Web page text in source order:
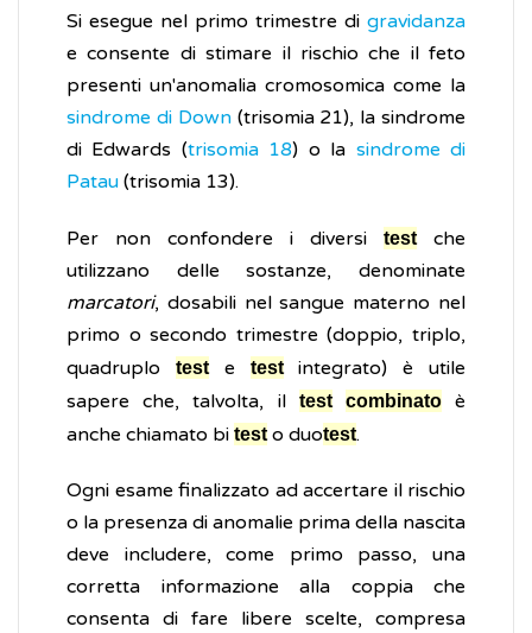
Si esegue nel primo trimestre di gravidanza
e consente di stimare il rischio che il feto
presenti un'anomalia cromosomica come la
sindrome di Down(trisomia 21), la sindrome
di Edwards (trisomia 18) o la sindrome di
Patau (trisomia 13).
Per non confondere i diversi testche
utilizzano delle sostanze, denominate
marcatori, dosabili nel sangue materno nel
primo o secondo trimestre (doppio, triplo,
quadruplo teste testintegrato) è utile
sapere che, talvolta, il
test combinatoè
anche chiamato bi testo duotest.
Ogni esame finalizzato ad accertare il rischio
o la presenza di anomalie prima della nascita
deve includere, come primo passo, una
corretta informazione alla coppia che
consenta di fare libere scelte, compresa